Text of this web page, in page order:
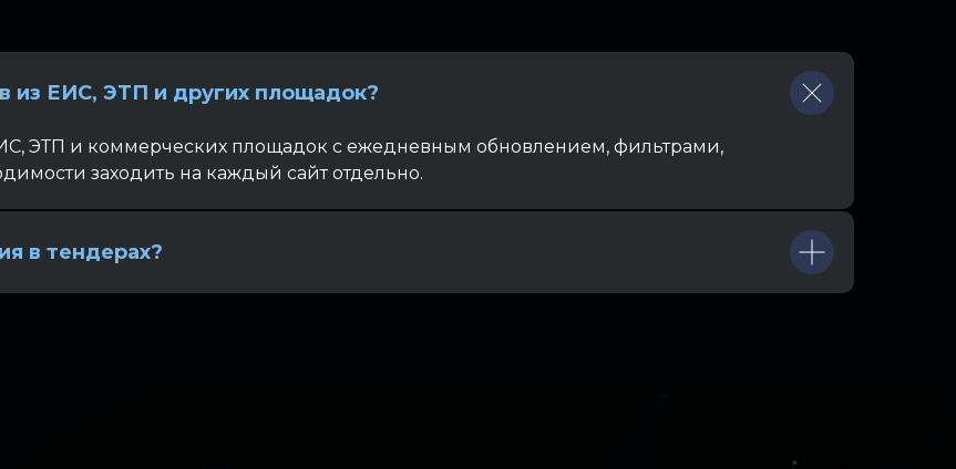
из ЕИС, ЭТП и других площадок?
ЭТП и коммерческих площадок с ежедневным обновлением, фильтрами,
заходить на каждый сайт отдельно.
в тендерах?